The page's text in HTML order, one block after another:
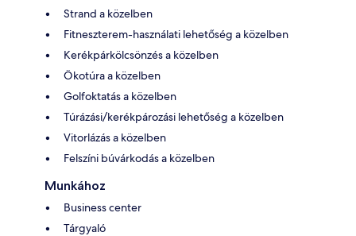
Strand a közelben
Fitneszterem-használati lehetőség a közelben
Kerékpárkölcsönzés a közelben
Ökotúra a közelben
Golfoktatás a közelben
Túrázási/kerékpározási lehetőség a közelben
Vitorlázás a közelben
Felszíni búvárkodás a közelben
Munkához
Business center
Tárgyaló